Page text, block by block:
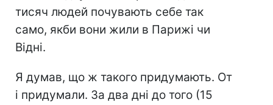
тисяч людей почувають себе так
само, якби вони жили в Парижі чи
Відні.
Я думав, що ж такого придумають. От
і придумали. За два дні до того (15